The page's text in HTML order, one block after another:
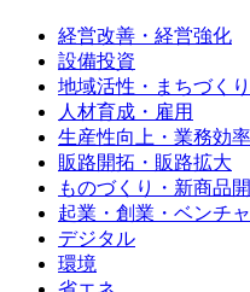
経営改善・経営強化
設備投資
地域活性・まちづくり
人材育成・雇用
生産性向上・業務効
販路開拓・販路拡大
ものづくり・新商品
起業・創業・ベンチ
デジタル
環境